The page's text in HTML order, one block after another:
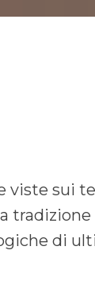
viste sui
di